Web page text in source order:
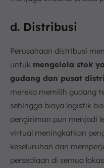
d. Distribusi
Perusahaan distribusi
untuk mengelola stok
gudang dan pusat
mereka memilih gudang
sehingga biaya logistik
pengiriman pun menjadi
virtual meningkatkan
keseluruhan dan
persediaan di semua